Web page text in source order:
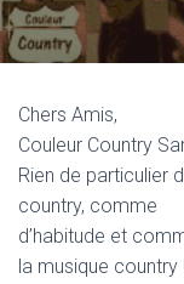
Chers Amis,
Couleur Country
Rien de particulier
country, comme
d’habitude et
la musique country